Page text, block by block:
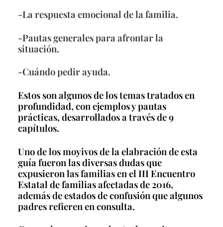
-La respuesta emocional de la familia.
-Pautas generales para afrontar la
situación.
-Cuándo pedir ayuda.
Estos son algunos de los temas tratados en
profundidad, con ejemplos y pautas
prácticas, desarrollados a través de 9
capítulos.
Uno de los moyivos de la elabración de esta
guía fueron las diversas dudas que
expusieron las familias en el III Encuentro
Estatal de familias afectadas de 2016,
además de estados de confusión que algunos
padres refieren en consulta.